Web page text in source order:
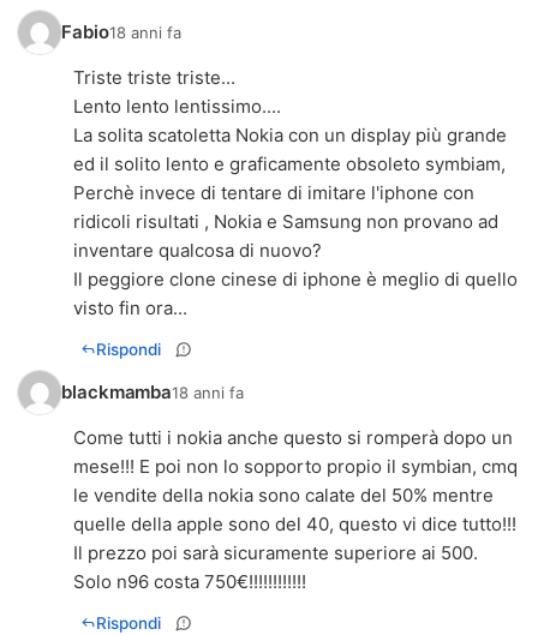
Fabio18 anni fa
Triste triste triste...
Lento lento lentissimo....
La solita scatoletta Nokia con un display più grande
ed il solito lento e graficamente obsoleto symbiam,
Perchè invece di tentare di imitare l'iphone con
ridicoli risultati , Nokia e Samsung non provano ad
inventare qualcosa di nuovo?
Il peggiore clone cinese di iphone è meglio di quello
visto fin ora...
Rispondi
blackmamba18 anni fa
Come tutti i nokia anche questo si romperà dopo un
mese!!! E poi non lo sopporto propio il symbian, cmq
le vendite della nokia sono calate del 50% mentre
quelle della apple sono del 40, questo vi dice tutto!!!
Il prezzo poi sarà sicuramente superiore ai 500.
Solo n96 costa 750€!!!!!!!!!!!!
Rispondi